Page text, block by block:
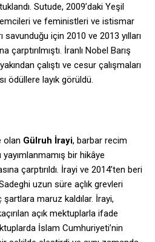
Sutude, 2009’daki Yeşil
ve feministleri ve istismar
savunduğu için 2010 ve 2013 yılları
çarptırılmıştı. İranlı Nobel Barış
çalıştı ve cesur çalışmaları
ödüllere layık görüldü.
olan Gülruh İrayi, barbar recim
yayımlanmamış bir hikâye
çarptırıldı. İrayi ve 2014’ten beri
uzun süre açlık grevleri
şartlara maruz kaldılar. İrayi,
açık mektuplarla ifade
İslam Cumhuriyeti’nin